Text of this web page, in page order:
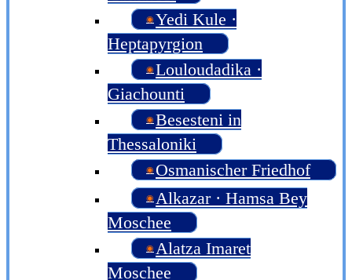
Yedi Kule ·
Heptapyrgion
Louloudadika ·
Giachounti
Besesteni in
Thessaloniki
Osmanischer Friedhof
Alkazar · Hamsa Bey
Moschee
Alatza Imaret
Moschee